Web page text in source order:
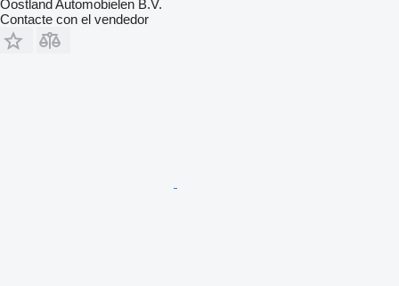
Oostland Automobielen B.V.
Contacte con el vendedor